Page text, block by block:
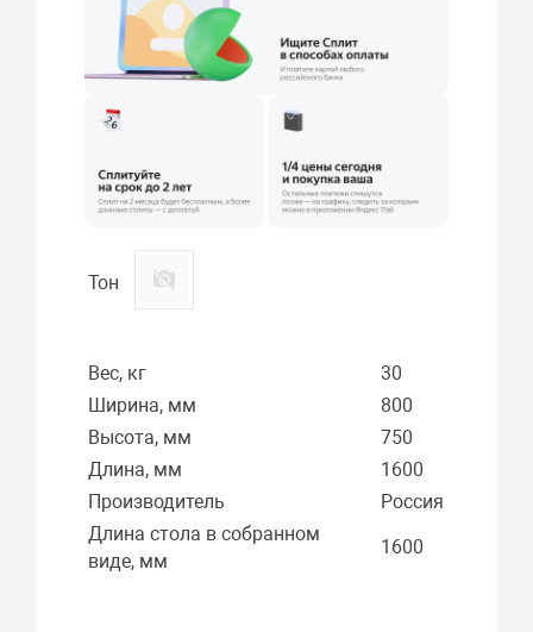
Тон
Вес, кг
30
Ширина, мм
800
Высота, мм
750
Длина, мм
1600
Производитель
Россия
Длина стола в собранном
виде, мм
1600